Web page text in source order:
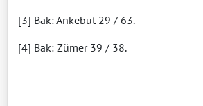
[3] Bak: Ankebut 29 / 63.
[4] Bak: Zümer 39 / 38.